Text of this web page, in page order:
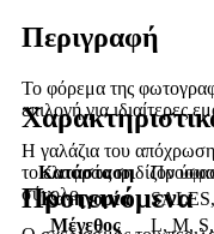
Περιγραφή
Το φόρεμα της
επιλογή για ιδιαίτερες
Η γαλάζια του
το ελαφρώς ιριδίζον
σύνολο.
Κατάσταση
Κατηγορία
Μέγεθος
L, M,
Προτεινόμενα